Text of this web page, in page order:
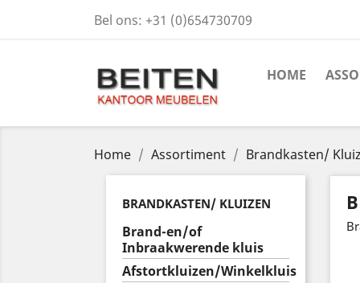
Bel ons: +31 (0)654730709
HOME
Home Assortiment Brandkasten/
BRANDKASTEN/ KLUIZEN
Brand-en/of
Inbraakwerende kluis
Afstortkluizen/Winkelkluis